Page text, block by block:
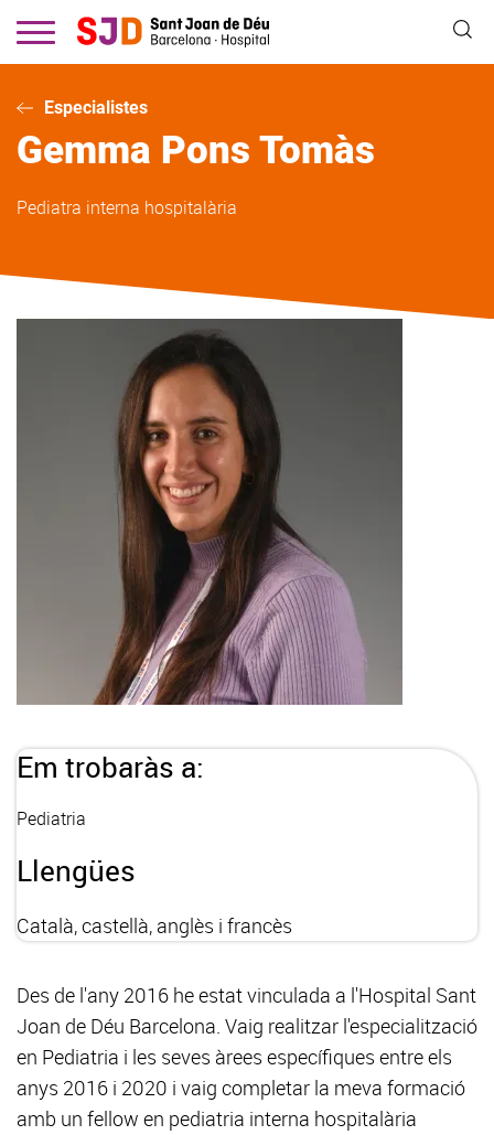
contingut
Especialistes
Gemma Pons Tomàs
Pediatra interna hospitalària
Em trobaràs a:
Pediatria
Llengües
Català, castellà, anglès i francès
Des de l'any 2016 he estat vinculada a l'Hospital Sant
Joan de Déu Barcelona. Vaig realitzar l'especialització
en Pediatria i les seves àrees específiques entre els
anys 2016 i 2020 i vaig completar la meva formació
amb un fellow en pediatria interna hospitalària